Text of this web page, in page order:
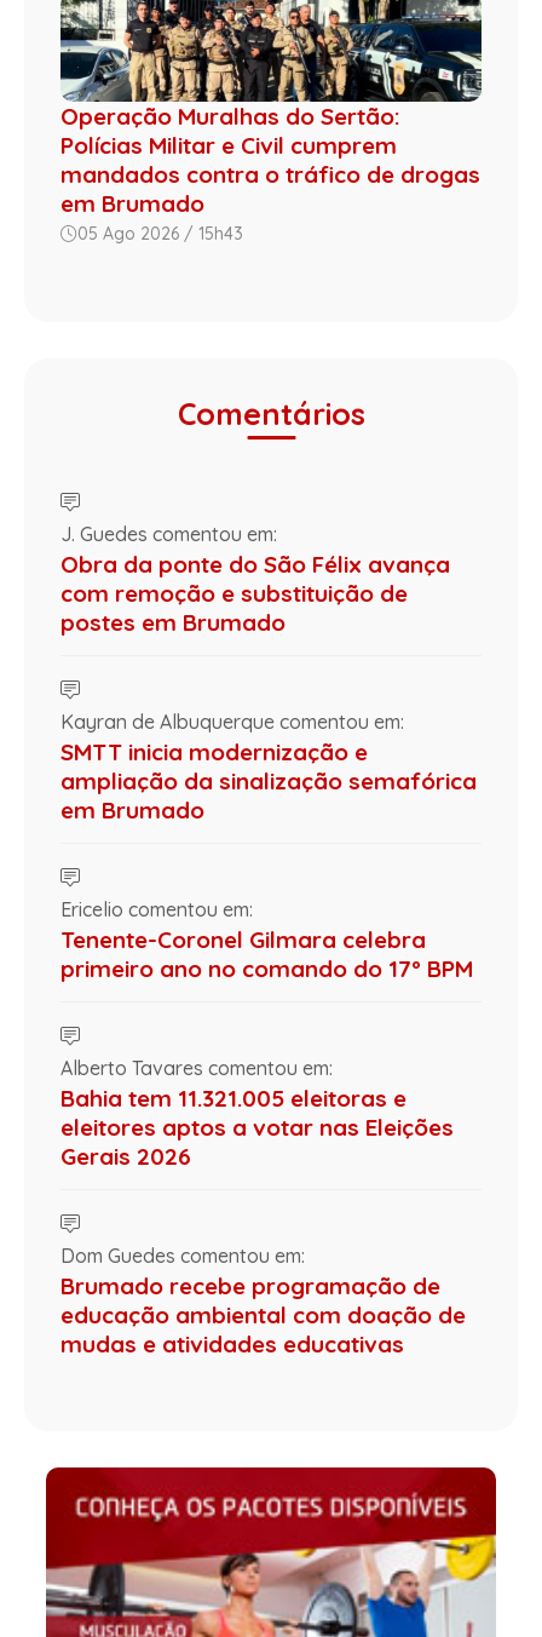
Operação Muralhas do Sertão:
Polícias Militar e Civil cumprem
mandados contra o tráfico de drogas
em Brumado
05 Ago 2026 / 15h43
Comentários
J. Guedes comentou em:
Obra da ponte do São Félix avança
com remoção e substituição de
postes em Brumado
Kayran de Albuquerque comentou em:
SMTT inicia modernização e
ampliação da sinalização semafórica
em Brumado
Ericelio comentou em:
Tenente-Coronel Gilmara celebra
primeiro ano no comando do 17º BPM
Alberto Tavares comentou em:
Bahia tem 11.321.005 eleitoras e
eleitores aptos a votar nas Eleições
Gerais 2026
Dom Guedes comentou em:
Brumado recebe programação de
educação ambiental com doação de
mudas e atividades educativas